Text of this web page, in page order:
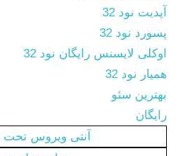
آپدیت نود 32
پسورد نود 32
اوکلی لایسنس رایگان نود 32
همیار نود 32
بهترین سئو
رایگان
آنتی ویروس تحت